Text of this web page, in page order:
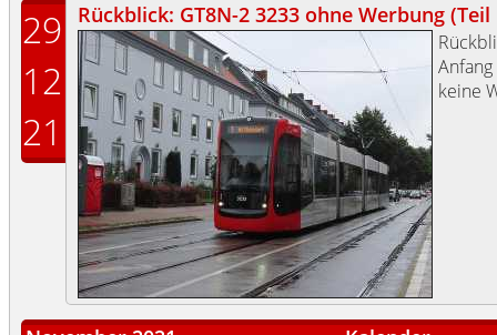
29
12
21
Rückblick: GT8N-2 3233 ohne Werbung
keine